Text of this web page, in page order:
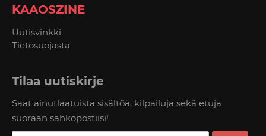
KAAOSZINE
Uutisvinkki
Tietosuojasta
Tilaa uutiskirje
Saat ainutlaatuista sisältöä, kilpailuja sekä etuja
suoraan sähköpostiisi!